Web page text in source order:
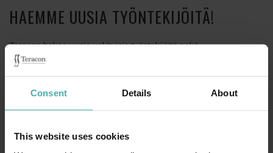
Consent Details About
This website uses cookies
HAEMME UUSIA TYÖNTEKIJÖITÄ!
Teracon hakee uusia vakituisia työntekijöitä sekä
kesätyöntekijöitä! Tehtävä voi sijoittua Espoon, Tampereen tai
Vaasan toimipisteeseen. Lue asiasta lisää kohdastaAvoimet
työpaikat